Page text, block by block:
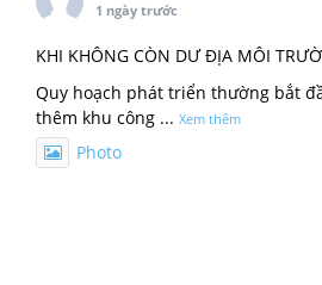
1 ngày trước
KHI KHÔNG CÒN DƯ ĐỊA MÔI
Quy hoạch phát triển thường bắt
thêm khu công ... Xem thêm
Photo